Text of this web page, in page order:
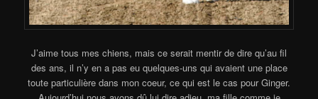
J’aime tous mes chiens, mais ce serait mentir de dire qu’au fil
des ans, il n’y en a pas eu quelques-uns qui avaient une place
toute particulière dans mon coeur, ce qui est le cas pour Ginger.